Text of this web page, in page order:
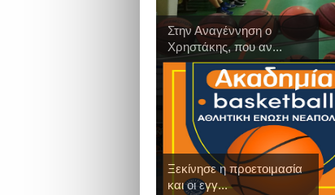
Στην Αναγέννηση ο
Χρηστάκης, που αν...
Ξεκίνησε η προετοιμασία
και οι εγγ...